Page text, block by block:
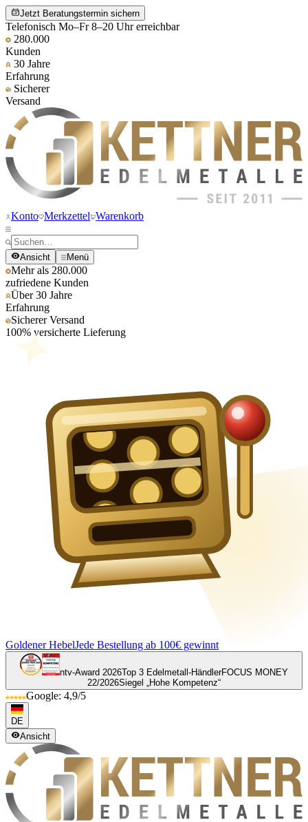
Jetzt Beratungstermin sichern
Telefonisch Mo–Fr 8–20 Uhr erreichbar
280.000
Kunden
30 Jahre
Erfahrung
Sicherer
Versand
Konto Merkzettel Warenkorb
Ansicht Menü
Mehr als 280.000
zufriedene Kunden
Über 30 Jahre
Erfahrung
Sicherer Versand
100% versicherte Lieferung
Goldener HebelJede Bestellung ab 100€ gewinnt
ntv-Award 2026Top 3 Edelmetall-HändlerFOCUS MONEY
22/2026Siegel „Hohe Kompetenz“
Google: 4,9/5
DE
Ansicht